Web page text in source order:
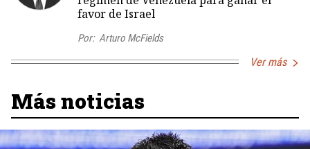
favor de Israel
Por: Arturo McFields
Ver más
Más noticias